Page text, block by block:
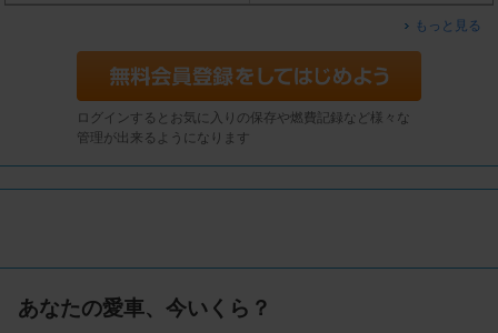
もっと見る
ログインするとお気に入りの保存や燃費記録など様々な
管理が出来るようになります
あなたの愛車、今いくら？